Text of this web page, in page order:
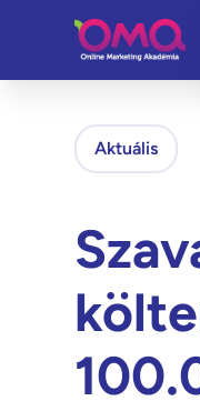
Aktuális